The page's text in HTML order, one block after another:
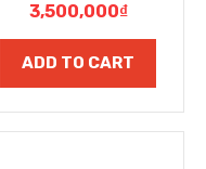
3,500,000₫
ADD TO CART